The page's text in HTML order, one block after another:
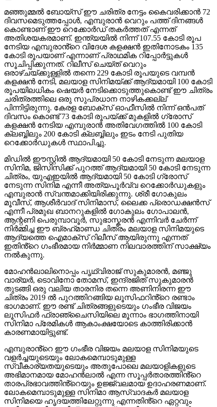
മഞ്ഞുമ്മൽ ബോയ്സ് ഈ ചരിത്ര നേട്ടം കൈവരിക്കാൻ 72
ദിവസമെടുത്തപ്പോൾ, എമ്പുരാൻ വെറും പത്ത് ദിനങ്ങൾ
കൊണ്ടാണ് ഈ റെക്കോർഡ് തകർത്തത് എന്നത്
അതിശയകരമാണ്. ഇന്ത്യയിൽ നിന്ന് 107.55 കോടി രൂപ
നേടിയ എമ്പുരാൻ്റെ വിദേശ കളക്ഷൻ ഇതിനോടകം 135
കോടി രൂപയാണ് എന്നാണ് പ്രാഥമിക റിപ്പോർട്ടുകൾ
സൂചിപ്പിക്കുന്നത്. റിലീസ് ചെയ്ത് വെറും
ഒരാഴ്ചയ്ക്കുള്ളിൽ തന്നെ 229 കോടി രൂപയുടെ വമ്പൻ
കളക്ഷൻ നേടി, മലയാള സിനിമയ്ക്ക് ആദ്യമായി 100 കോടി
രൂപയിലധികം ഷെയർ നേടിക്കൊടുത്തുകൊണ്ട് ഈ ചിത്രം
ചരിത്രത്തിലെ ഒരു സുപ്രധാന നാഴികക്കല്ല്
പിന്നിട്ടിരുന്നു. കേരള ബോക്സ് ഓഫീസിൽ നിന്ന് ഒൻപത്
ദിവസം കൊണ്ട് 73 കോടി രൂപയ്ക്ക് മുകളിൽ ഗ്രോസ്
കളക്ഷൻ നേടിയ എമ്പുരാൻ അതിവേഗത്തിൽ 100 കോടി
ക്ലബ്ബിലും 200 കോടി ക്ലബ്ബിലും ഇടം നേടി പുതിയ
റെക്കോർഡുകൾ സ്ഥാപിച്ചു.
മിഡിൽ ഈസ്റ്റിൽ ആദ്യമായി 50 കോടി നേടുന്ന മലയാള
സിനിമ, ജിസിസിക്ക് പുറത്ത് ആദ്യമായി 50 കോടി നേടുന്ന
ചിത്രം, യുഎഇയിൽ ആദ്യമായി 50 കോടി ഗ്രോസ്
നേടുന്ന സിനിമ എന്നീ അത്യപൂർവ്വ റെക്കോർഡുകളും
എമ്പുരാൻ സ്വന്തമാക്കിയിരിക്കുന്നു. ശ്രീ ഗോകുലം
മൂവീസ്, ആശീർവാദ് സിനിമാസ്, ലൈക്ക പ്രൊഡക്ഷൻസ്
എന്നീ പ്രമുഖ ബാനറുകളിൽ ഗോകുലം ഗോപാലൻ,
ആന്റണി പെരുമ്പാവൂർ, സുഭാസ്കരൻ എന്നിവർ ചേർന്ന്
നിർമ്മിച്ച ഈ ബ്രഹ്‌മാണ്ഡ ചിത്രം മലയാള സിനിമയുടെ
ആദ്യത്തെ ഐമാക്സ് റിലീസ് ആയിരുന്നു എന്നത്
ഇതിൻ്റെ ഗംഭീരമായ നിർമ്മാണ നിലവാരത്തിന് സാക്ഷ്യം
നൽകുന്നു.
മോഹൻലാലിനൊപ്പം പൃഥ്വിരാജ് സുകുമാരൻ, മഞ്ജു
വാര്യർ, ടൊവിനോ തോമസ്, ഇന്ദ്രജിത് സുകുമാരൻ
തുടങ്ങി ഒരു വലിയ താരനിര തന്നെ അണിനിരന്ന ഈ
ചിത്രം 2019 ൽ പുറത്തിറങ്ങിയ ലൂസിഫറിൻ്റെ രണ്ടാം
ഭാഗമാണ്. ഈ രണ്ട് ചിത്രങ്ങളുടെയും ഗംഭീര വിജയം
ലൂസിഫർ ഫ്രാഞ്ചൈസിയിലെ മൂന്നാം ഭാഗത്തിനായി
സിനിമാ പ്രേമികൾ ആകാംക്ഷയോടെ കാത്തിരിക്കാൻ
കാരണമായിട്ടുണ്ട്.
എമ്പുരാൻ്റെ ഈ ഗംഭീര വിജയം മലയാള സിനിമയുടെ
വളർച്ചയുടെയും ലോകമെമ്പാടുമുള്ള
സ്വീകാര്യതയുടെയും അതുപോലെ മലയാളികളുടെ
അഭിമാനമായ മോഹൻലാൽ എന്ന സൂപ്പർതാരത്തിൻ്റെ
താരപ്രഭാവത്തിൻ്റെയും ഉജ്ജ്വലമായ ഉദാഹരണമാണ്.
ലോകമെമ്പാടുമുള്ള സിനിമാ ആസ്വാദകർ മലയാള
സിനിമയെ ഹൃദയത്തിലേറ്റുന്നു എന്നതിൻ്റെ ഏറ്റവും